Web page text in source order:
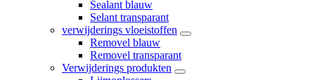
Sealant blauw
Selant transparant
verwijderings vloeistoffen
Removel blauw
Removel transparant
Verwijderings produkten